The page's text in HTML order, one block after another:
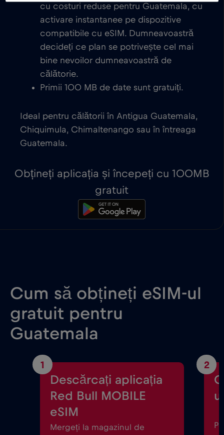
cu costuri reduse pentru Guatemala, cu
activare instantanee pe dispozitive
compatibile cu eSIM. Dumneavoastră
decideți ce plan se potrivește cel mai
bine nevoilor dumneavoastră de
călătorie.
Primii 100 MB de date sunt gratuiți.
Ideal pentru călătorii în Antigua Guatemala,
Chiquimula, Chimaltenango sau în întreaga
Guatemala.
Obțineți aplicația și începeți cu 100MB
gratuit
Cum să obțineți eSIM-ul
gratuit pentru
Guatemala
1
Descărcați aplicația
Red Bull MOBILE
eSIM
Mergeți la magazinul de
2
ul